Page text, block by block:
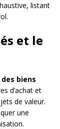
listant
et le
biens
d’achat et
de valeur.
une